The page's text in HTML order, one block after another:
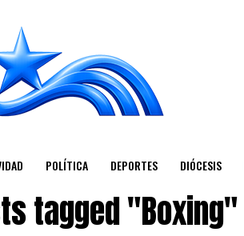
POLÍTICA DEPORTES DIÓCESIS
tagged "Boxing"